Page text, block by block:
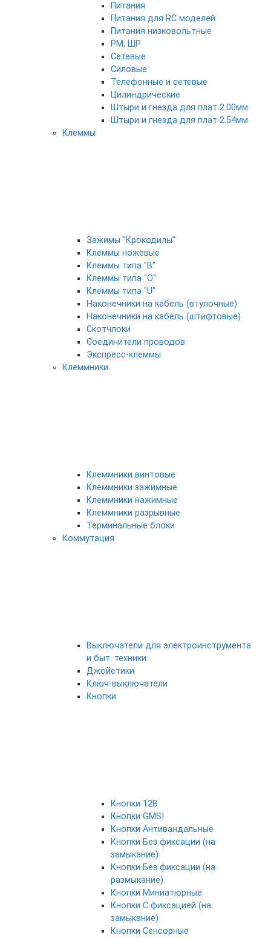
Питания
Питания для RC моделей
Питания низковольтные
РМ, ШР
Сетевые
Силовые
Телефонные и сетевые
Цилиндрические
Штыри и гнезда для плат 2.00мм
Штыри и гнезда для плат 2.54мм
Клеммы
Зажимы "Крокодилы"
Клеммы ножевые
Клеммы типа "B"
Клеммы типа "O"
Клеммы типа "U"
Наконечники на кабель (втулочные)
Наконечники на кабель (штифтовые)
Скотчлоки
Соединители проводов
Экспресс-клеммы
Клеммники
Клеммники винтовые
Клеммники зажимные
Клеммники нажимные
Клеммники разрывные
Терминальные блоки
Коммутация
Выключатели для электроинструмента
и быт. техники
Джойстики
Ключ-выключатели
Кнопки
Кнопки 12В
Кнопки GMSI
Кнопки Антивандальные
Кнопки Без фиксации (на
замыкание)
Кнопки Без фиксации (на
размыкание)
Кнопки Миниатюрные
Кнопки С фиксацией (на
замыкание)
Кнопки Сенсорные